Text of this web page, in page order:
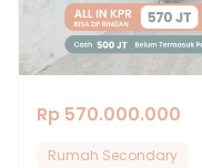
Rp 570.000.000
Rumah Secondary